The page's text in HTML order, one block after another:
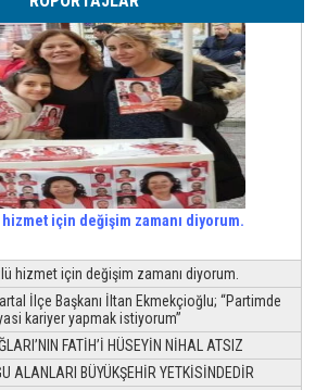
için değişim zamanı diyorum.
hizmet için değişim zamanı diyorum.
İlçe Başkanı İltan Ekmekçioğlu; “Partimde
kariyer yapmak istiyorum”
FATİH’İ HÜSEYİN NİHAL ATSIZ
ALANLARI BÜYÜKŞEHİR YETKİSİNDEDİR